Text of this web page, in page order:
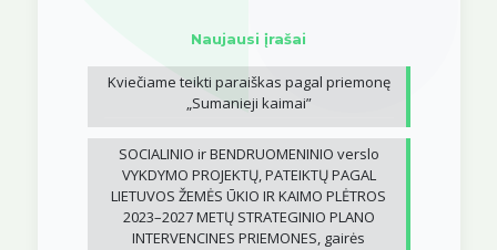
Naujausi įrašai
Kviečiame teikti paraiškas pagal priemonę
„Sumanieji kaimai”
SOCIALINIO ir BENDRUOMENINIO verslo
VYKDYMO PROJEKTŲ, PATEIKTŲ PAGAL
LIETUVOS ŽEMĖS ŪKIO IR KAIMO PLĖTROS
2023–2027 METŲ STRATEGINIO PLANO
INTERVENCINES PRIEMONES, gairės